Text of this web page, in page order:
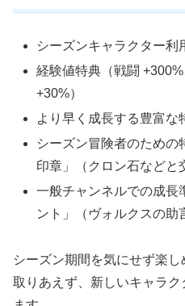
シーズンキャラクター利
経験値特典（戦闘
+30%）
より早く成長する豊富な
シーズン冒険者のための
印章」（クロン石などと
一般チャンネルでの成長
ント」（ヴォルクスの助
シーズン期間を気にせず楽し
取りあえず、新しいキャラ